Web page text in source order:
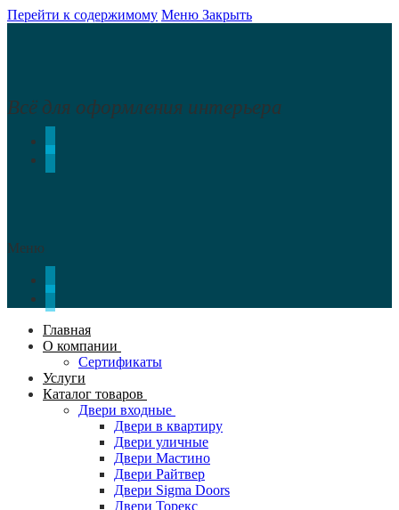
Перейти к содержимому Меню Закрыть
Всё для оформления интерьера
Меню
Главная
О компании
Сертификаты
Услуги
Каталог товаров
Двери входные
Двери в квартиру
Двери уличные
Двери Мастино
Двери Райтвер
Двери Sigma Doors
Двери Торекс